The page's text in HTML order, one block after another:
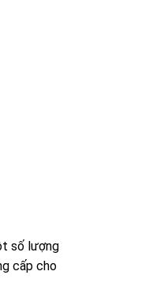
số lượng
cấp cho